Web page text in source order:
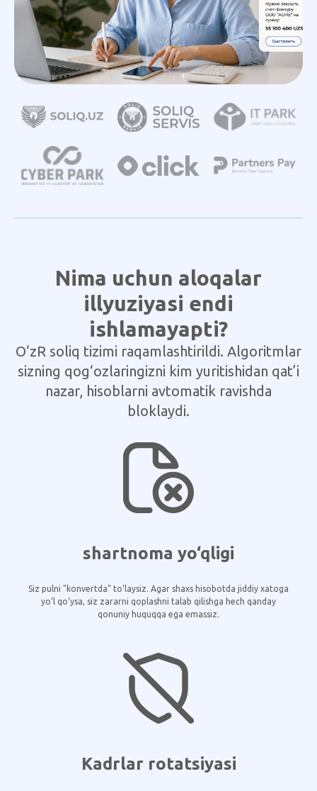
Nima uchun aloqalar
illyuziyasi endi
ishlamayapti?
O‘zR soliq tizimi raqamlashtirildi. Algoritmlar
sizning qog‘ozlaringizni kim yuritishidan qat’i
nazar, hisoblarni avtomatik ravishda
bloklaydi.
shartnoma yo‘qligi
Siz pulni "konvertda" to‘laysiz. Agar shaxs hisobotda jiddiy xatoga
yo‘l qo‘ysa, siz zararni qoplashni talab qilishga hech qanday
qonuniy huquqqa ega emassiz.
Kadrlar rotatsiyasi